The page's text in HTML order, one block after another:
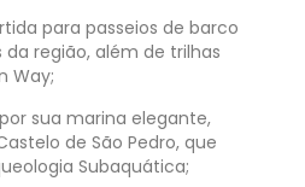
para passeios de barco
da região, além de trilhas
Way;
sua marina elegante,
de São Pedro, que
Subaquática;